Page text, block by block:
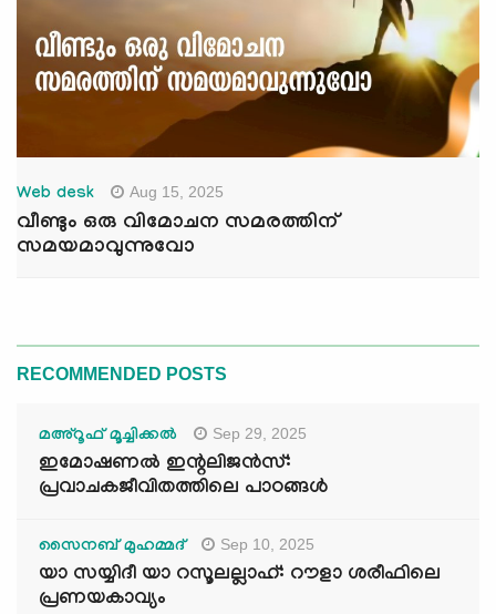
Web desk Aug 15, 2025
വീണ്ടും ഒരു വിമോചന സമരത്തിന്
സമയമാവുന്നുവോ
RECOMMENDED POSTS
മഅ്റൂഫ് മൂച്ചിക്കല്‍ Sep 29, 2025
ഇമോഷണൽ ഇന്റലിജൻസ്:
പ്രവാചകജീവിതത്തിലെ പാഠങ്ങൾ
സൈനബ് മുഹമ്മദ് Sep 10, 2025
യാ സയ്യിദീ യാ റസൂലല്ലാഹ്: റൗളാ ശരീഫിലെ
പ്രണയകാവ്യം